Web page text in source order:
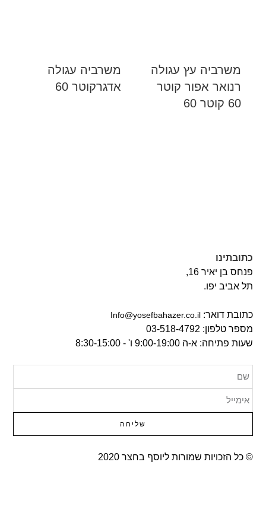
משרביה עץ עגולה
רנואר אפור קוטר
60 קוטר 60
משרביה עגולה
אדגרקוטר 60
כתובתינו
פנחס בן יאיר 16,
תל אביב יפו.
כתובת דואר:‫Info@yosefbahazer.co.il‬
מספר טלפון: 03-518-4792
שעות פתיחה: א-ה 9:00-19:00 ו' - 8:30-15:00
שליחה
© כל הזכויות שמורות ליוסף בחצר 2020​